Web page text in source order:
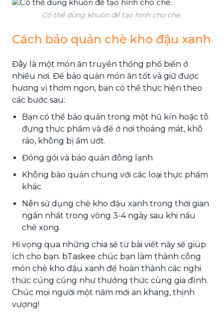
Có thể dùng khuôn để tạo hình cho chè.
Cách bảo quản chè kho đậu xanh
Đây là một món ăn truyền thống phổ biến ở
nhiều nơi. Để bảo quản món ăn tốt và giữ được
hương vị thơm ngon, bạn có thể thực hiện theo
các bước sau:
Bạn có thể bảo quản trong một hũ kín hoặc tô
đựng thực phẩm và để ở nơi thoáng mát, khô
ráo, không bị ẩm ướt.
Đóng gói và bảo quản đông lạnh
Không bảo quản chung với các loại thực phẩm
khác
Nên sử dụng chè kho đậu xanh trong thời gian
ngắn nhất trong vòng 3-4 ngày sau khi nấu
chè xong.
Hi vọng qua những chia sẻ từ bài viết này sẽ giúp
ích cho bạn. bTaskee chúc bạn làm thành công
món chè kho đậu xanh để hoàn thành các nghi
thức cúng cũng như thưởng thức cùng gia đình.
Chúc mọi người một năm mới an khang, thịnh
vượng!